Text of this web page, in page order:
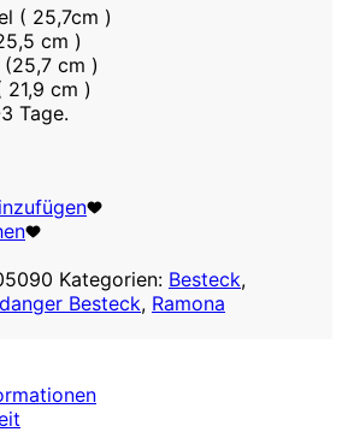
( 25,7cm )
cm )
cm )
cm )
Tage.
Kategorien: Besteck,
Besteck, Ramona